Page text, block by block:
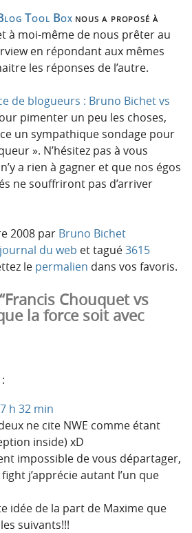
Tool Boxnous a proposé à
à moi-même de nous prêter au
en répondant aux mêmes
les réponses de l’autre.
de blogueurs : Bruno Bichet vs
pimenter un peu les choses,
un sympathique sondage pour
». N’hésitez pas à vous
a rien à gagner et que nos égos
ne souffriront pas d’arriver
2008 par Bruno Bichet
du web et tagué3615
le permalien dans vos favoris.
Chouquet vs
la force soit avec
h 32 min
ne cite NWE comme étant
inside) xD
impossible de vous départager,
j’apprécie autant l’un que
idée de la part de Maxime que
suivants!!!